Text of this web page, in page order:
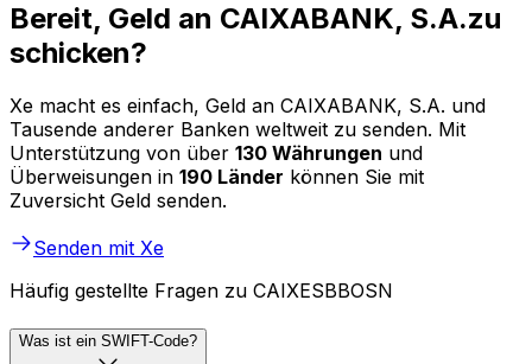
Bereit, Geld an CAIXABANK, S.A.zu
schicken?
Xe macht es einfach, Geld an CAIXABANK, S.A. und
Tausende anderer Banken weltweit zu senden. Mit
Unterstützung von über 130 Währungen und
Überweisungen in 190 Länder können Sie mit
Zuversicht Geld senden.
Senden mit Xe
Häufig gestellte Fragen zu CAIXESBBOSN
Was ist ein SWIFT-Code?